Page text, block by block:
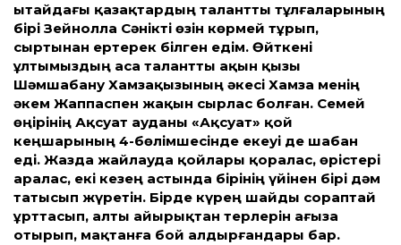
Қытайдағы қазақтардың талант­ты тұлғаларының
бірі Зейнолла Сәнікті өзін көрмей тұрып,
сыртынан ертерек білген едім. Өйткені
ұлтымыздың аса талант­ты ақын қызы
Шәмшабану Хамзақызының әкесі Хамза менің
әкем Жаппаспен жақын сырлас болған. Семей
өңірінің Ақсуат ауданы «Ақсуат» қой
кеңшарының 4-бөлімшесінде екеуі де шабан
еді. Жазда жайлауда қойлары қоралас, өрістері
аралас, екі кезең астында бірінің үйінен бірі дәм
татысып жүретін. Бірде күрең шайды сораптай
ұрт­тасып, алты айырықтан терлерін ағыза
отырып, мақтанға бой алдырғандары бар.